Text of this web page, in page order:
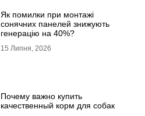
Як помилки при монтажі
сонячних панелей знижують
генерацію на 40%?
15 Липня, 2026
Почему важно купить
качественный корм для собак